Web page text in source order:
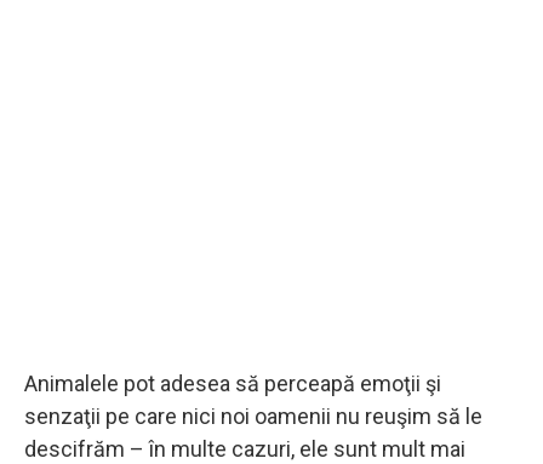
Animalele pot adesea să perceapă emoţii şi
senzaţii pe care nici noi oamenii nu reuşim să le
descifrăm – în multe cazuri, ele sunt mult mai